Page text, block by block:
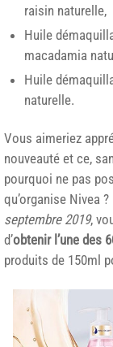
raisin naturelle,
Huile
macadamia
Huile
naturelle.
Vous aimeriez
nouveauté et ce,
pourquoi ne pas
qu’organise Nivea
septembre 2019,
d’obtenir l’une des
produits de 150ml